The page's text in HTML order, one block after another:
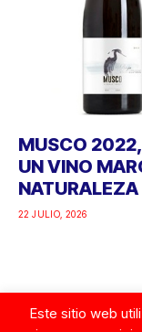
MUSCO 2022,
UN VINO
NATURALEZA
22 JULIO, 2026
Google
Este sitio web